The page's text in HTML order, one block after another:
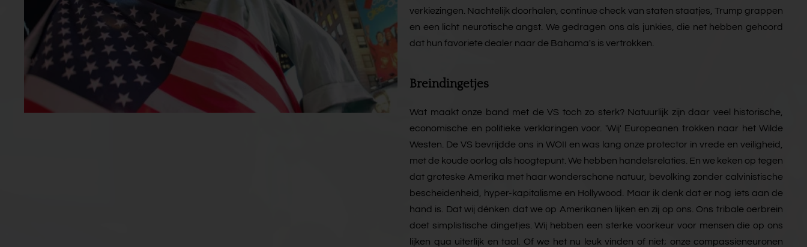
verkiezingen. Nachtelijk doorhalen, continue check van staten staatjes, Trump grappen
en een licht neurotische angst. We gedragen ons als junkies, die net hebben gehoord
dat hun favoriete dealer naar de Bahama's is vertrokken.
Breindingetjes
Wat maakt onze band met de VS toch zo sterk? Natuurlijk zijn daar veel historische,
economische en politieke verklaringen voor. 'Wij' Europeanen trokken naar het Wilde
Westen. De VS bevrijdde ons in WOII en was lang onze protector in vrede en veiligheid,
met de koude oorlog als hoogtepunt. We hebben handelsrelaties. En we keken op tegen
dat groteske Amerika met haar wonderschone natuur, bevolking zonder calvinistische
bescheidenheid, hyper-kapitalisme en Hollywood. Maar ik denk dat er nog iets aan de
hand is. Dat wij dénken dat we op Amerikanen lijken en zij op ons. Ons tribale oerbrein
doet simplistische dingetjes. Wij hebben een sterke voorkeur voor mensen die op ons
lijken qua uiterlijk en taal. Of we het nu leuk vinden of niet; onze compassieneuronen